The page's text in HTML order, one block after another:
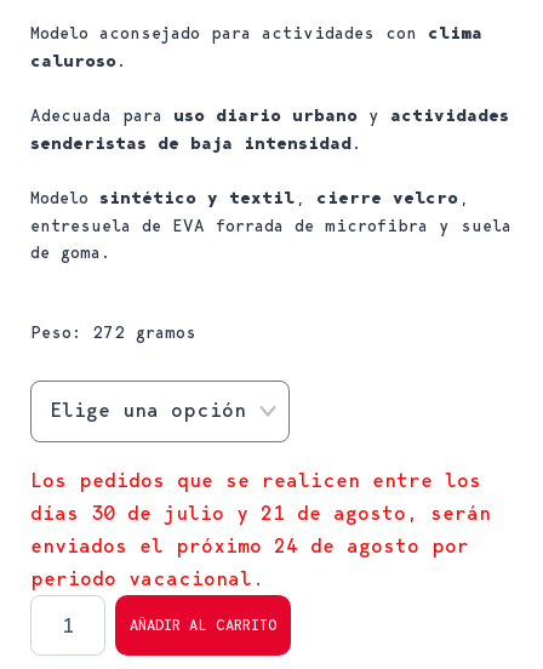
Modelo aconsejado para actividades con clima
caluroso.
Adecuada para uso diario urbano y actividades
senderistas de baja intensidad.
Modelo sintético y textil cierre velcro
entresuela de EVA forrada de microfibra y suela
de goma.
Peso: 272 gramos
Los pedidos que se realicen entre los
días 30 de julio y 21 de agosto, serán
enviados el próximo 24 de agosto por
periodo vacacional.
AÑADIR AL CARRITO